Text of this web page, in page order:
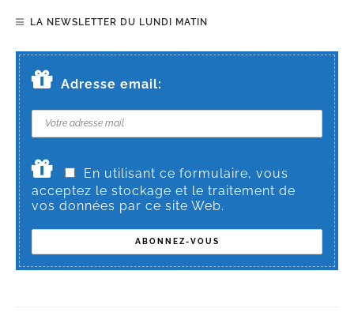
LA NEWSLETTER DU LUNDI MATIN
Adresse email:
En utilisant ce formulaire, vous
acceptez le stockage et le traitement de
vos données par ce site Web.